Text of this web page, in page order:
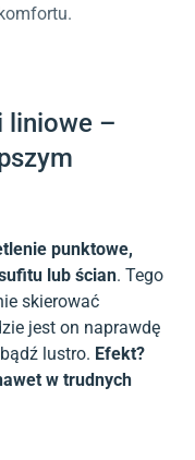
liniowe –
punktowe,
lub ścian. Tego
skierować
jest on naprawdę
lustro. Efekt?
w trudnych